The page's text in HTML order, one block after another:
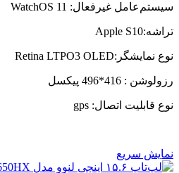
سیستم‌عامل غیرفعال: WatchOS 11
تراشه:Apple S10
نوع نمایشگر:Retina LTPO3 OLED
رزولوشن : 416*496 پیکسل
نوع قابلیت اتصال: gps
نمایش سریع